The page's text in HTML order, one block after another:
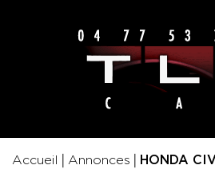
Accueil | Annonces | HONDA